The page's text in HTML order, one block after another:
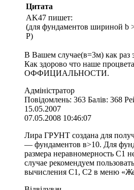
Цитата
AK47 пишет:
(для фундаментов шириной b
Р)
В Вашем случае(в=3м) как раз
Как здорово что наше
ОФФИЦИАЛЬНОСТИ.
Адміністратор
Повідомлень: 363 Балів: 368
15.05.2007
07.05.2008 10:46:07
Лира ГРУНТ создана для
— фундаментов в>10. Для
размера неравномерность С1
случае рекомендуем
вычисления С1, С2 в меню